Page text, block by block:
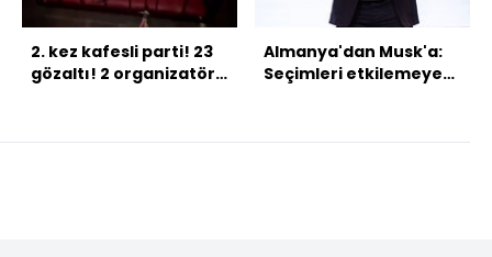
2. kez kafesli parti! 23
gözaltı! 2 organizatör
Almanya'dan Musk'a:
Seçimleri etkilemeye